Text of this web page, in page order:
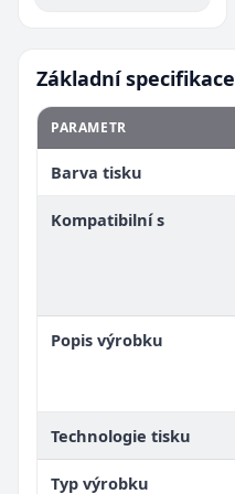
Základní specifikace
PARAMETR
Barva tisku
Kompatibilní s
Popis výrobku
Technologie tisku
Typ výrobku